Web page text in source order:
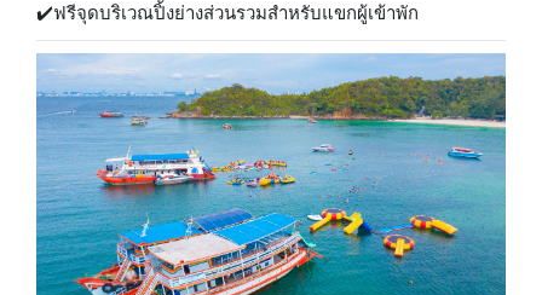
✔️ฟรีจุดบริเวณปิ้งย่างส่วนรวมสำหรับแขกผู้เข้าพัก